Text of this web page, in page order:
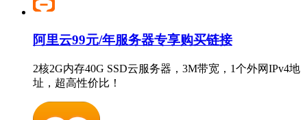
阿里云99元/年服务器专享购买链接
2核2G内存40G SSD云服务器，3M带宽，1个外网IPv4地
址，超高性价比！